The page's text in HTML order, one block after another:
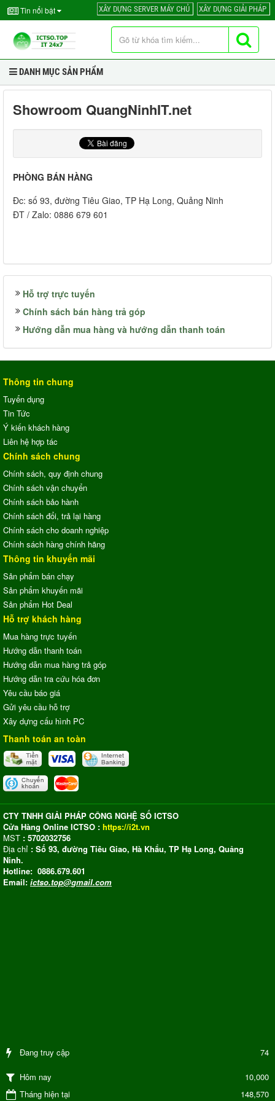
Tin nổi bật XÂY DỰNG SERVER MÁY CHỦ XÂY DỰNG GIẢI PHÁP
DANH MỤC SẢN PHẨM
Showroom QuangNinhIT.net
PHÒNG BÁN HÀNG
Đc: số 93, đường Tiêu Giao, TP Hạ Long, Quảng Ninh
ĐT / Zalo: 0886 679 601
Hỗ trợ trực tuyến
Chính sách bán hàng trả góp
Hướng dẫn mua hàng và hướng dẫn thanh toán
Thông tin chung
Tuyển dụng
Tin Tức
Ý kiến khách hàng
Liên hệ hợp tác
Chính sách chung
Chính sách, quy định chung
Chính sách vận chuyển
Chính sách bảo hành
Chính sách đổi, trả lại hàng
Chính sách cho doanh nghiệp
Chính sách hàng chính hãng
Thông tin khuyến mãi
Sản phẩm bán chạy
Sản phẩm khuyến mãi
Sản phẩm Hot Deal
Hỗ trợ khách hàng
Mua hàng trực tuyến
Hướng dẫn thanh toán
Hướng dẫn mua hàng trả góp
Hướng dẫn tra cứu hóa đơn
Yêu cầu báo giá
Gửi yêu cầu hỗ trợ
Xây dựng cấu hình PC
Thanh toán an toàn
CTY TNHH GIẢI PHÁP CÔNG NGHỆ SỐ ICTSO
Cửa Hàng Online ICTSO : https://i2t.vn
MST : 5702032756
Địa chỉ : Số 93, đường Tiêu Giao, Hà Khẩu, TP Hạ Long, Quảng
Ninh.
Hotline: 0886.679.601
Email: ictso.top@gmail.com
Đang truy cập 74
Hôm nay
10,000
Tháng hiện tại
148,570